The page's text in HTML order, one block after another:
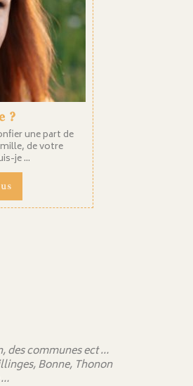
?
une part de
de votre
je ...
des communes ect …
Bonne, Thonon
…